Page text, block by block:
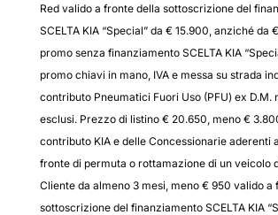
Red valido a fronte della sottoscrizione del
SCELTA KIA “Special” da € 15.900, anziché da
promo senza finanziamento SCELTA KIA
promo chiavi in mano, IVA e messa su strada
contributo Pneumatici Fuori Uso (PFU) ex D.M.
esclusi. Prezzo di listino € 20.650, meno €
contributo KIA e delle Concessionarie aderenti
fronte di permuta o rottamazione di un veicolo
Cliente da almeno 3 mesi, meno € 950 valido a
sottoscrizione del finanziamento SCELTA KIA